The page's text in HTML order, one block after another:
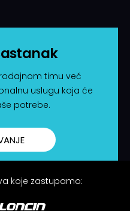
timu već
uslugu koja će
potrebe.
koje zastupamo: